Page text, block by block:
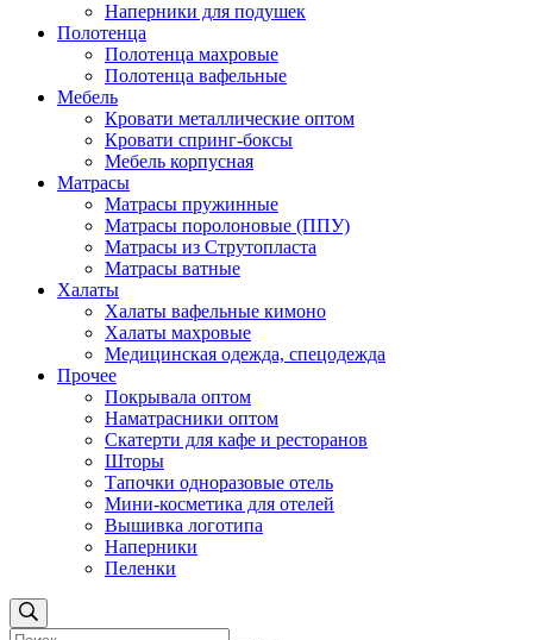
Наперники для подушек
Полотенца
Полотенца махровые
Полотенца вафельные
Мебель
Кровати металлические оптом
Кровати спринг-боксы
Мебель корпусная
Матрасы
Матрасы пружинные
Матрасы поролоновые (ППУ)
Матрасы из Струтопласта
Матрасы ватные
Халаты
Халаты вафельные кимоно
Халаты махровые
Медицинская одежда, спецодежда
Прочее
Покрывала оптом
Наматрасники оптом
Скатерти для кафе и ресторанов
Шторы
Тапочки одноразовые отель
Мини-косметика для отелей
Вышивка логотипа
Наперники
Пеленки